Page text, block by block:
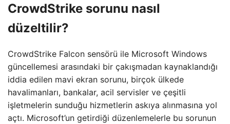
CrowdStrike sorunu nasıl
düzeltilir?
CrowdStrike Falcon sensörü ile Microsoft Windows
güncellemesi arasındaki bir çakışmadan kaynaklandığı
iddia edilen mavi ekran sorunu, birçok ülkede
havalimanları, bankalar, acil servisler ve çeşitli
işletmelerin sunduğu hizmetlerin askıya alınmasına yol
açtı. Microsoft’un getirdiği düzenlemelerle bu sorunun